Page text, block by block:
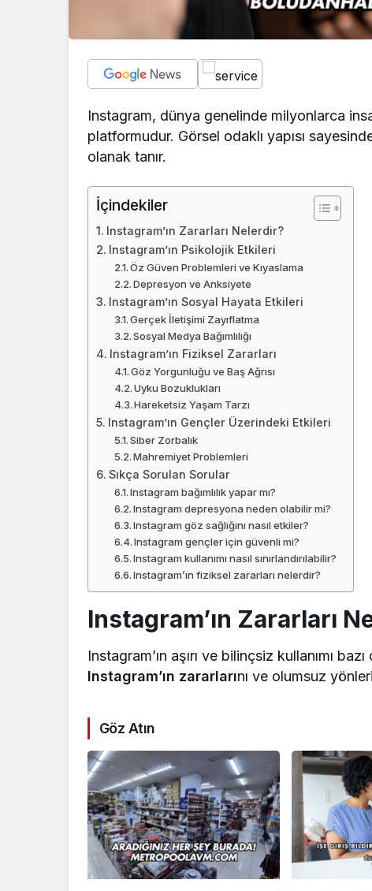
Instagram, dünya genelinde milyonlarca
platformudur. Görsel odaklı yapısı
olanak tanır.
İçindekiler
Instagram’ın Zararları Nelerdir?
Instagram’ın Psikolojik Etkileri
Öz Güven Problemleri ve Kıyaslama
Depresyon ve Anksiyete
Instagram’ın Sosyal Hayata Etkileri
Gerçek İletişimi Zayıflatma
Sosyal Medya Bağımlılığı
Instagram’ın Fiziksel Zararları
Göz Yorgunluğu ve Baş Ağrısı
Uyku Bozuklukları
Hareketsiz Yaşam Tarzı
Instagram’ın Gençler Üzerindeki Etkileri
Siber Zorbalık
Mahremiyet Problemleri
Sıkça Sorulan Sorular
Instagram bağımlılık yapar mı?
Instagram depresyona neden olabilir mi?
Instagram göz sağlığını nasıl etkiler?
Instagram gençler için güvenli mi?
Instagram kullanımı nasıl sınırlandırılabilir?
Instagram’ın fiziksel zararları nelerdir?
Instagram’ın Zararları
Instagram’ın aşırı ve bilinçsiz kullanımı
Instagram’ın zararlarını ve olumsuz
Göz Atın